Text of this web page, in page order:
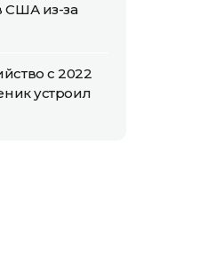
США из-за
с 2022
устроил